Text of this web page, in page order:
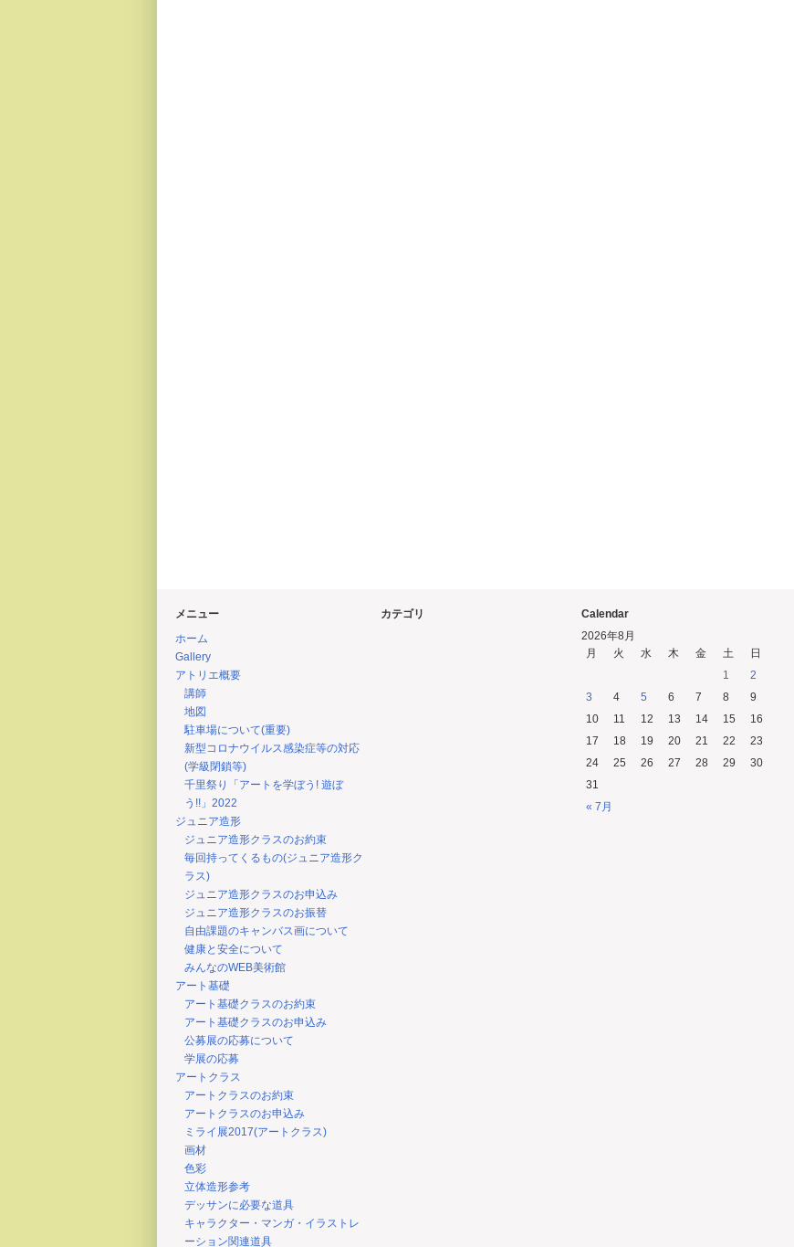
メニュー
ホーム
Gallery
アトリエ概要
講師
地図
駐車場について(重要)
新型コロナウイルス感染症等の対応
(学級閉鎖等)
千里祭り「アートを学ぼう! 遊ぼ
う!!」2022
ジュニア造形
ジュニア造形クラスのお約束
毎回持ってくるもの(ジュニア造形ク
ラス)
ジュニア造形クラスのお申込み
ジュニア造形クラスのお振替
自由課題のキャンバス画について
健康と安全について
みんなのWEB美術館
アート基礎
アート基礎クラスのお約束
アート基礎クラスのお申込み
公募展の応募について
学展の応募
アートクラス
アートクラスのお約束
アートクラスのお申込み
ミライ展2017(アートクラス)
画材
色彩
立体造形参考
デッサンに必要な道具
キャラクター・マンガ・イラストレ
ーション関連道具
カテゴリ
Calendar
2026年8月
月
火 水 木 金 土 日
« 7月
1
2
3
4 5 6 7 8
9
10
11 12 13 14 15
16
17
18 19 20 21 22
23
24
25 26 27 28 29
30
31